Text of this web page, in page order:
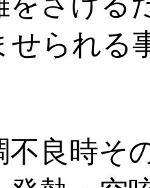
せられる
不良時そ